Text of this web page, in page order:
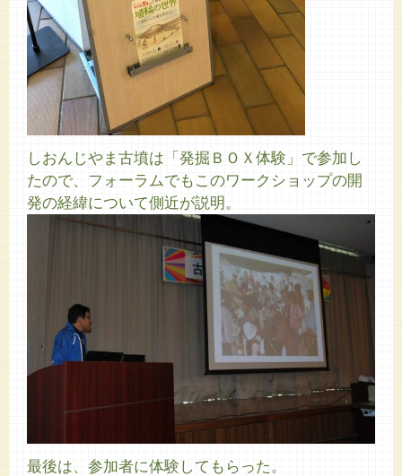
しおんじやま古墳は「発掘ＢＯＸ体験」で参加し
たので、フォーラムでもこのワークショップの開
発の経緯について側近が説明。
最後は、参加者に体験してもらった。